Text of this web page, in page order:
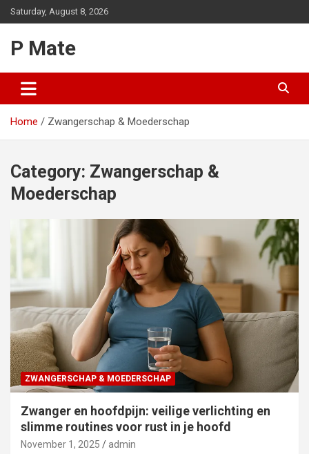
Skip
to
Saturday, August 8, 2026
P Mate
Home Zwangerschap & Moederschap
Category: Zwangerschap &
Moederschap
ZWANGERSCHAP & MOEDERSCHAP
Zwanger en hoofdpijn: veilige verlichting en
slimme routines voor rust in je hoofd
November 1, 2025 admin